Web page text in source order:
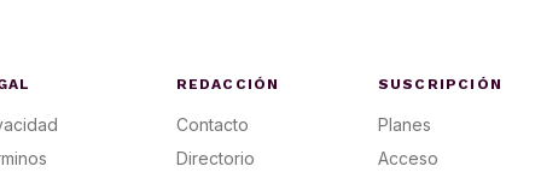
REDACCIÓN
Contacto
Directorio
SUSCRIPCIÓN
Planes
Acceso